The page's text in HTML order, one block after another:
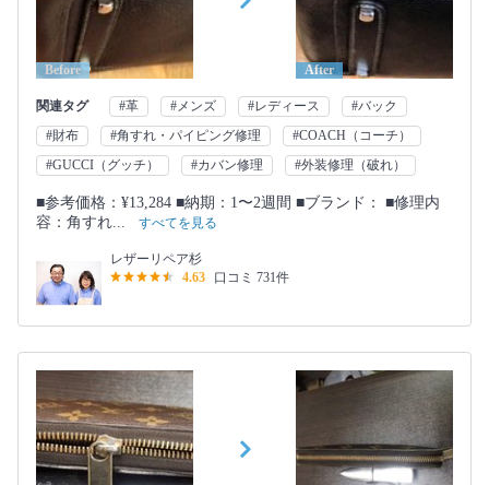
Before After
関連タグ #革 #メンズ #レディース
#バック
#財布
#角すれ・パイピング修理
#COACH（コーチ）
#GUCCI（グッチ）
#カバン修理 #外装修理（破れ）
■参考価格：¥13,284 ■納期：1〜2週間 ■ブランド： ■修理内
容：角すれ...
すべてを見る
レザーリペア杉
4.63
口コミ 731件